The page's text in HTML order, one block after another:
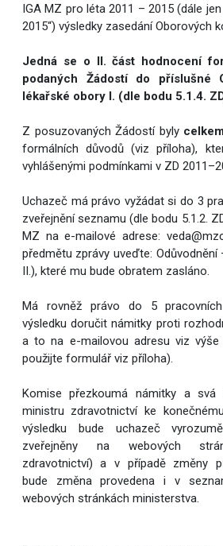
IGA MZ pro léta 2011 – 2015 (dále jen
2015“) výsledky zasedání Oborových
Jedná se o II. část hodnocení
podaných Žádostí do příslušné
lékařské obory I. (dle bodu 5.1.4.
Z posuzovaných Žádostí byly
formálních důvodů (viz příloha),
vyhlášenými podmínkami v ZD
Uchazeč má právo vyžádat si do 3
zveřejnění seznamu (dle bodu 5.1.2.
MZ na e-mailové adrese:
předmětu zprávy uveďte:
II.), které mu bude obratem zasláno.
Má rovněž právo do 5
výsledku doručit námitky proti
a to na e-mailovou adresu viz
použijte formulář viz příloha).
Komise přezkoumá námitky a svá
ministru zdravotnictví ke
výsledku bude uchazeč
zveřejněny na webových
zdravotnictví) a v případě změny
bude změna provedena i v
webových stránkách ministerstva.